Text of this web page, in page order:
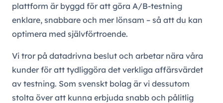
plattform är byggd för att göra A/B-testning
enklare, snabbare och mer lönsam – så att du kan
optimera med självförtroende.
Vi tror på datadrivna beslut och arbetar nära våra
kunder för att tydliggöra det verkliga affärsvärdet
av testning. Som svenskt bolag är vi dessutom
stolta över att kunna erbjuda snabb och pålitlig